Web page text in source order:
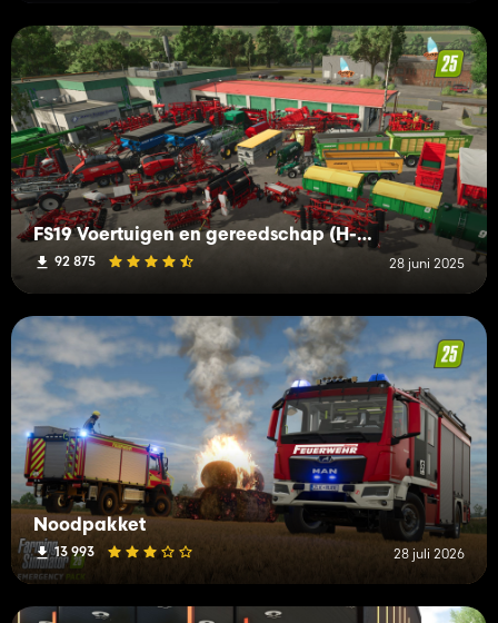
FS19 Voertuigen en gereedschap (H-K)
92 875 28 juni 2025
Noodpakket
13 993 28 juli 2026